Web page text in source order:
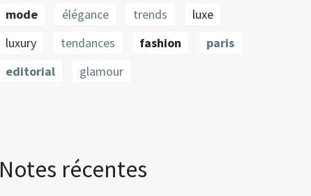
mode élégance trends
luxe
luxury
tendances fashion
paris
editorial
glamour
Notes récentes